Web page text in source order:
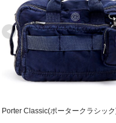
Porter Classic(ポータークラシッ